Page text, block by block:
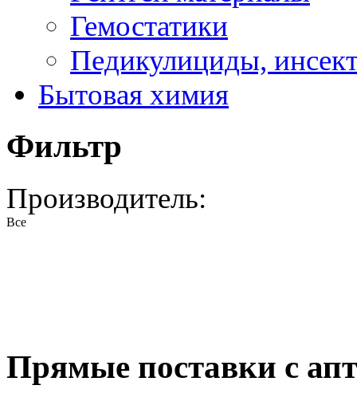
Гемостатики
Педикулициды,
Бытовая химия
Фильтр
Производитель:
Все
Прямые поставки с